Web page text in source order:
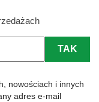
nowościach i innych
adres e-mail